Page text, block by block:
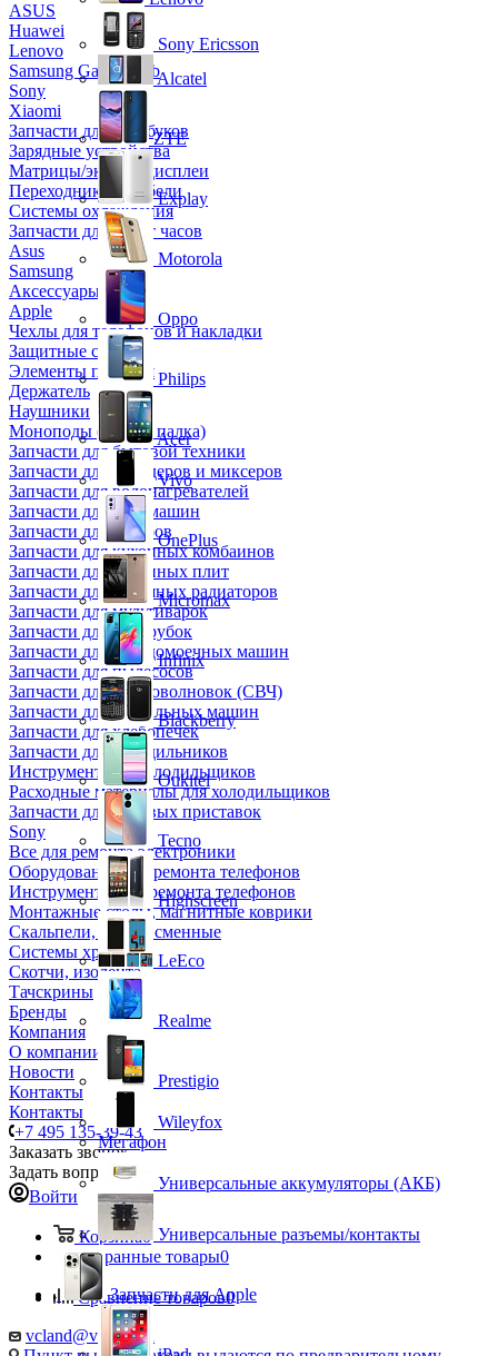
ASUS
Huawei
Lenovo
Samsung Galaxy Tab
Sony
Xiaomi
Запчасти для ноутбуков
Зарядные устройства
Матрицы/экраны/дисплеи
Переходники и кабели
Системы охлаждения
Запчасти для смарт часов
Asus
Samsung
Аксессуары
Apple
Чехлы для телефонов и накладки
Защитные стекла
Элементы питания
Держатель
Наушники
Моноподы (Селфи палка)
Запчасти для бытовой техники
Запчасти для блендеров и миксеров
Запчасти для водонагревателей
Запчасти для кофемашин
Запчасти для кулеров
Запчасти для кухонных комбаинов
Запчасти для кухонных плит
Запчасти для масляных радиаторов
Запчасти для мультиварок
Запчасти для мясорубок
Запчасти для посудомоечных машин
Запчасти для пылесосов
Запчасти для микроволновок (СВЧ)
Запчасти для стиральных машин
Запчасти для хлебопечек
Запчасти для холодильников
Инструмент для холодильщиков
Расходные материалы для холодильщиков
Запчасти для игровых приставок
Sony
Все для ремонта электроники
Оборудование для ремонта телефонов
Инструменты для ремонта телефонов
Монтажные столы, магнитные коврики
Скальпели, лезвия сменные
Системы хранения
Скотчи, изолента
Тачскрины
Бренды
Компания
О компании
Новости
Контакты
Контакты
+7 495 135-39-43
Заказать звонок
Задать вопрос
Войти
Корзина0
Избранные товары0
Сравнение товаров0
vcland@vcland.ru
Sony Ericsson
Alcatel
ZTE
Explay
Motorola
Oppo
Philips
Acer
Vivo
OnePlus
Micromax
Infinix
Blackberry
Oukitel
Tecno
Highscreen
LeEco
Realme
Prestigio
Wileyfox
Мегафон
Универсальные аккумуляторы (АКБ)
Универсальные разъемы/контакты
Запчасти для Apple